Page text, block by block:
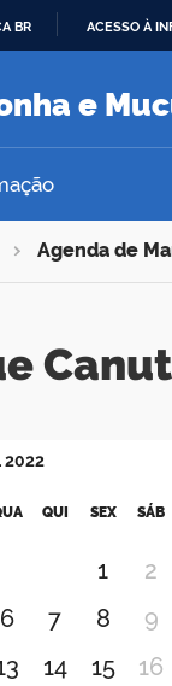
O
BR ACESSO À
e
Agenda de
2022
QUI SEX SÁB
1
2
6 7 8
9
14 15
16